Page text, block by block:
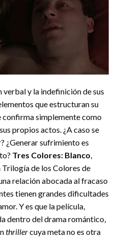
y la indefinición de sus
que estructuran su
simplemente como
propios actos. ¿A caso se
¿Generar sufrimiento es
Tres Colores: Blanco,
de los Colores de
relación abocada al fracaso
tienen grandes dificultades
Y es que la película,
dentro del drama romántico,
thrillercuya meta no es otra